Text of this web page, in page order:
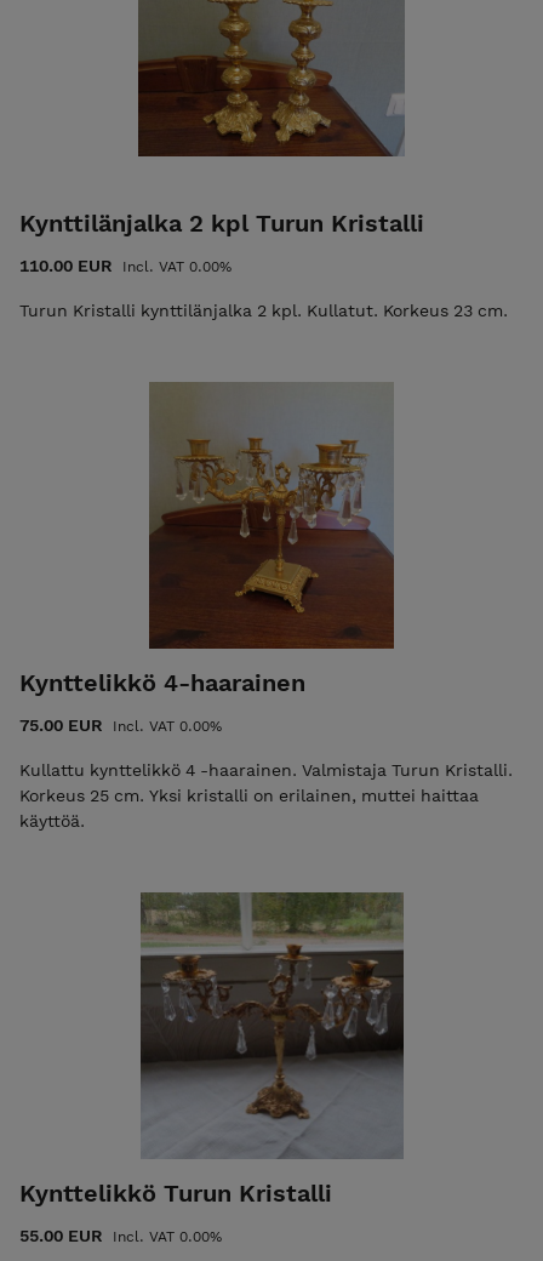
Kynttilänjalka 2 kpl Turun Kristalli
110.00 EUR Incl. VAT 0.00%
Turun Kristalli kynttilänjalka 2 kpl. Kullatut. Korkeus 23 cm.
Kynttelikkö 4-haarainen
75.00 EUR Incl. VAT 0.00%
Kullattu kynttelikkö 4 -haarainen. Valmistaja Turun Kristalli.
Korkeus 25 cm. Yksi kristalli on erilainen, muttei haittaa
käyttöä.
Kynttelikkö Turun Kristalli
55.00 EUR Incl. VAT 0.00%